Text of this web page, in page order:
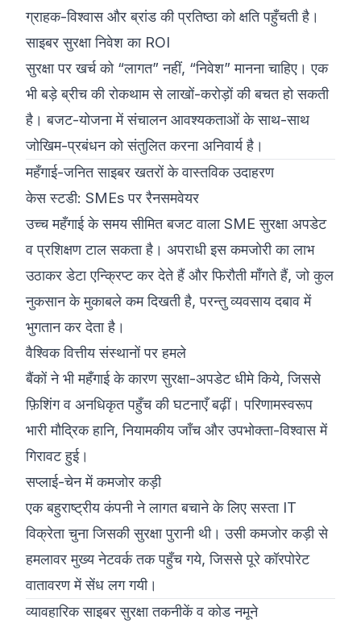
ग्राहक-विश्वास और ब्रांड की प्रतिष्ठा को क्षति पहुँचती है।
साइबर सुरक्षा निवेश का ROI
सुरक्षा पर खर्च को “लागत” नहीं, “निवेश” मानना चाहिए। एक
भी बड़े ब्रीच की रोकथाम से लाखों-करोड़ों की बचत हो सकती
है। बजट-योजना में संचालन आवश्यकताओं के साथ-साथ
जोखिम-प्रबंधन को संतुलित करना अनिवार्य है।
महँगाई-जनित साइबर खतरों के वास्तविक उदाहरण
केस स्टडी: SMEs पर रैनसमवेयर
उच्च महँगाई के समय सीमित बजट वाला SME सुरक्षा अपडेट
व प्रशिक्षण टाल सकता है। अपराधी इस कमजोरी का लाभ
उठाकर डेटा एन्क्रिप्ट कर देते हैं और फिरौती माँगते हैं, जो कुल
नुकसान के मुकाबले कम दिखती है, परन्तु व्यवसाय दबाव में
भुगतान कर देता है।
वैश्विक वित्तीय संस्थानों पर हमले
बैंकों ने भी महँगाई के कारण सुरक्षा-अपडेट धीमे किये, जिससे
फ़िशिंग व अनधिकृत पहुँच की घटनाएँ बढ़ीं। परिणामस्वरूप
भारी मौद्रिक हानि, नियामकीय जाँच और उपभोक्ता-विश्वास में
गिरावट हुई।
सप्लाई-चेन में कमजोर कड़ी
एक बहुराष्ट्रीय कंपनी ने लागत बचाने के लिए सस्ता IT
विक्रेता चुना जिसकी सुरक्षा पुरानी थी। उसी कमजोर कड़ी से
हमलावर मुख्य नेटवर्क तक पहुँच गये, जिससे पूरे कॉरपोरेट
वातावरण में सेंध लग गयी।
व्यावहारिक साइबर सुरक्षा तकनीकें व कोड नमूने